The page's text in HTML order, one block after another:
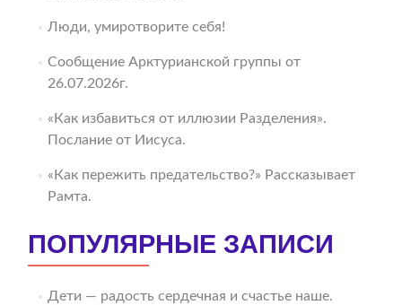
Люди, умиротворите себя!
Сообщение Арктурианской группы от
26.07.2026г.
«Как избавиться от иллюзии Разделения».
Послание от Иисуса.
«Как пережить предательство?» Рассказывает
Рамта.
ПОПУЛЯРНЫЕ ЗАПИСИ
Дети — радость сердечная и счастье наше.